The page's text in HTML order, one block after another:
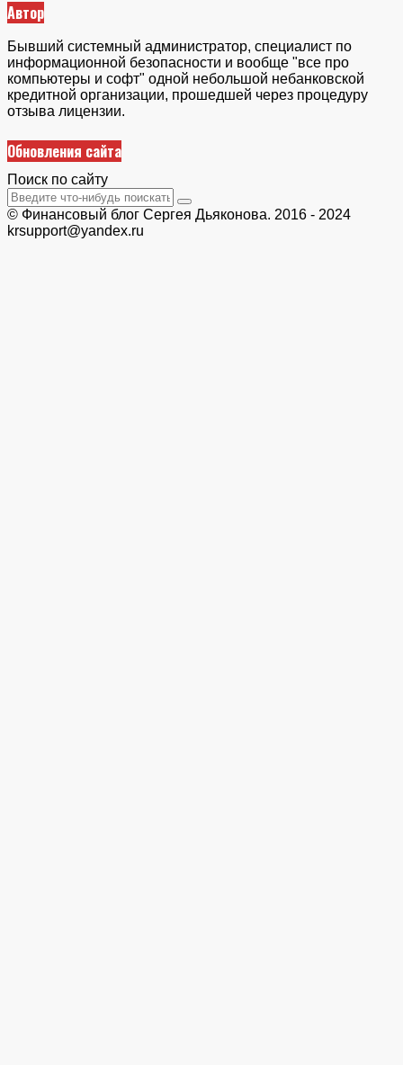
Автор
Бывший системный администратор, специалист по
информационной безопасности и вообще "все про
компьютеры и софт" одной небольшой небанковской
кредитной организации, прошедшей через процедуру
отзыва лицензии.
Обновления сайта
Поиск по сайту
© Финансовый блог Сергея Дьяконова. 2016 - 2024
krsupport@yandex.ru